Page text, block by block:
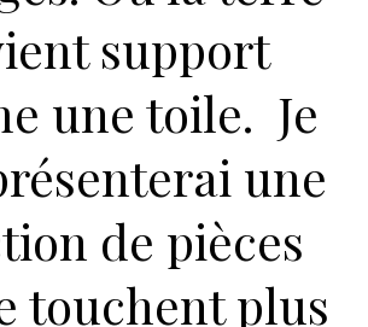
support
une toile. Je
une
de pièces
touchent plus